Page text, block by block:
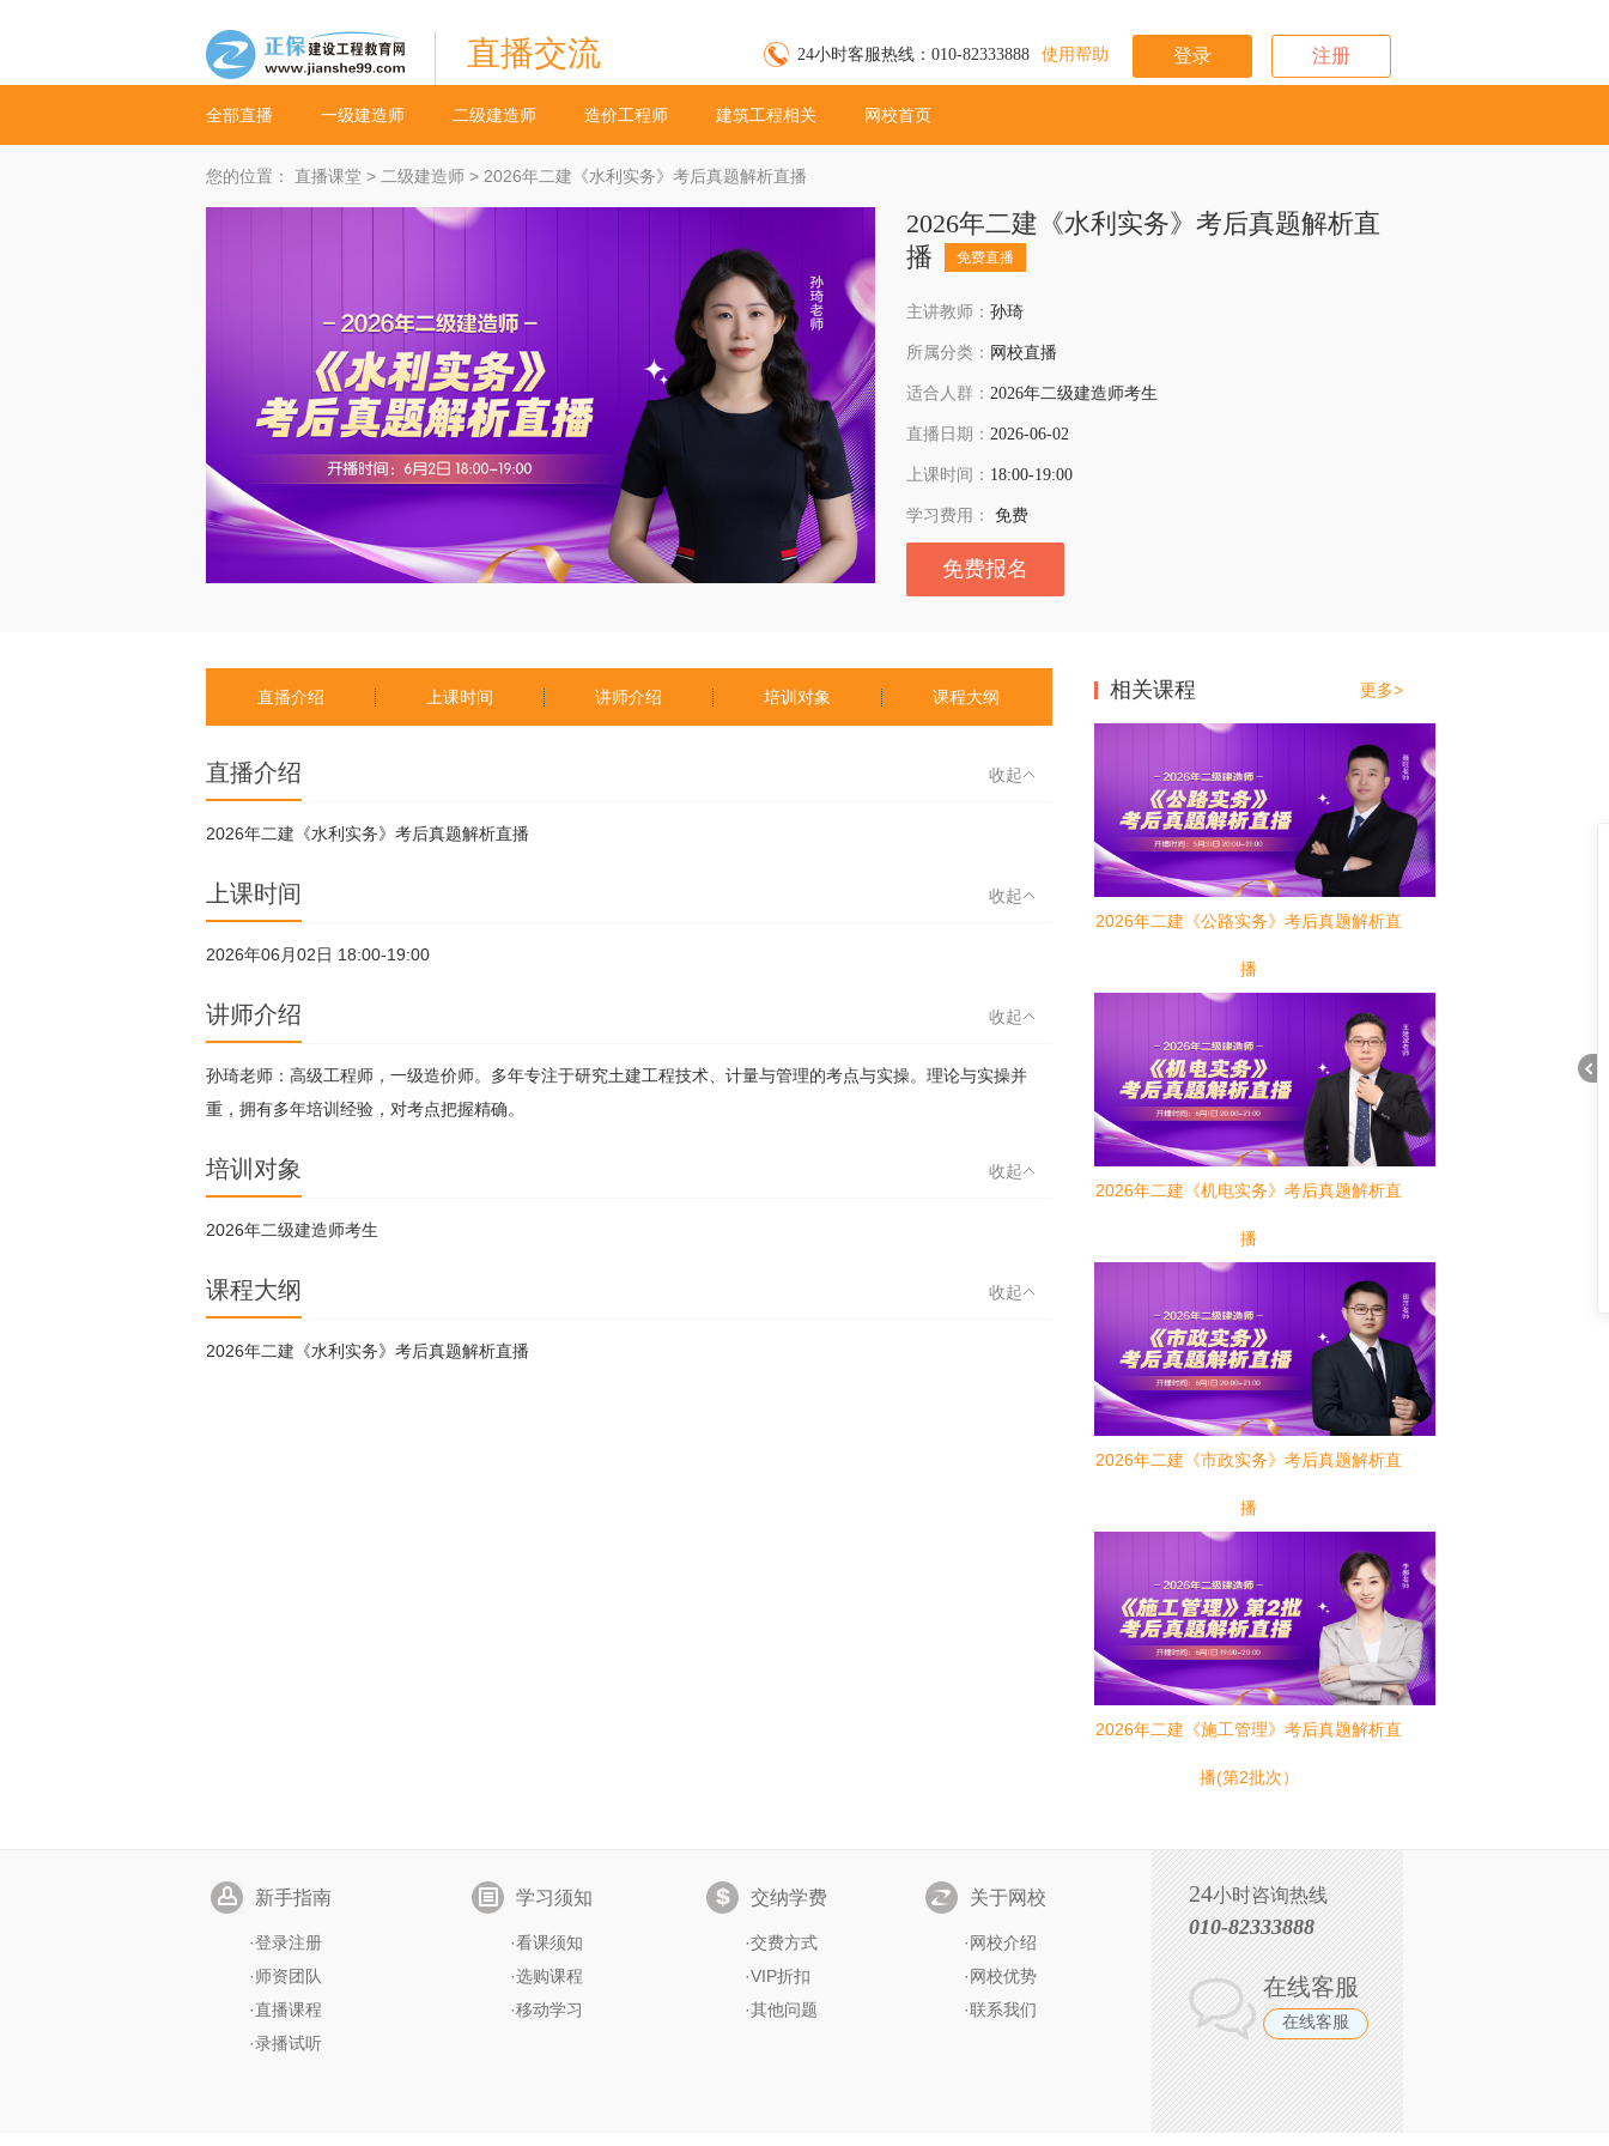
直播交流 登录 注册
24小时客服热线：010-82333888 使用帮助
全部直播 一级建造师 二级建造师 造价工程师 建筑工程相关 网校首页
您的位置： 直播课堂 > 二级建造师 > 2026年二建《水利实务》考后真题解析直播
2026年二建《水利实务》考后真题解析直
播
免费直播
主讲教师： 孙琦
所属分类： 网校直播
适合人群： 2026年二级建造师考生
直播日期： 2026-06-02
上课时间： 18:00-19:00
学习费用： 免费
免费报名
直播介绍 上课时间 讲师介绍 培训对象 课程大纲
直播介绍 收起
2026年二建《水利实务》考后真题解析直播
上课时间 收起
2026年06月02日 18:00-19:00
讲师介绍 收起
孙琦老师：高级工程师，一级造价师。多年专注于研究土建工程技术、计量与管理的考点与实操。理论与实操并
重，拥有多年培训经验，对考点把握精确。
培训对象 收起
2026年二级建造师考生
课程大纲 收起
2026年二建《水利实务》考后真题解析直播
相关课程 更多>
2026年二建《公路实务》考后真题解析直
播
2026年二建《机电实务》考后真题解析直
播
2026年二建《市政实务》考后真题解析直
播
2026年二建《施工管理》考后真题解析直
播(第2批次）
新手指南
·登录注册
·师资团队
·直播课程
·录播试听
学习须知
·看课须知
·选购课程
·移动学习
交纳学费
·交费方式
·VIP折扣
·其他问题
关于网校
· 网校介绍
· 网校优势
·联系我们
24小时咨询热线
010-82333888
在线客服
在线客服